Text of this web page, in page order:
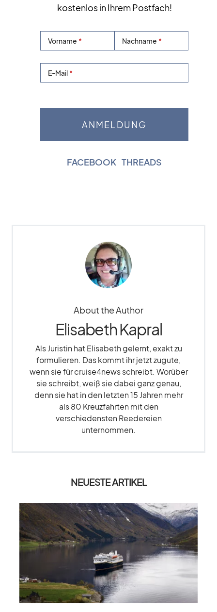
kostenlos in Ihrem Postfach!
Vorname Nachname
E-Mail
FACEBOOK THREADS
About the Author
Elisabeth Kapral
Als Juristin hat Elisabeth gelernt, exakt zu
formulieren. Das kommt ihr jetzt zugute,
wenn sie für cruise4news schreibt. Worüber
sie schreibt, weiß sie dabei ganz genau,
denn sie hat in den letzten 15 Jahren mehr
als 80 Kreuzfahrten mit den
verschiedensten Reedereien
unternommen.
NEUESTE ARTIKEL